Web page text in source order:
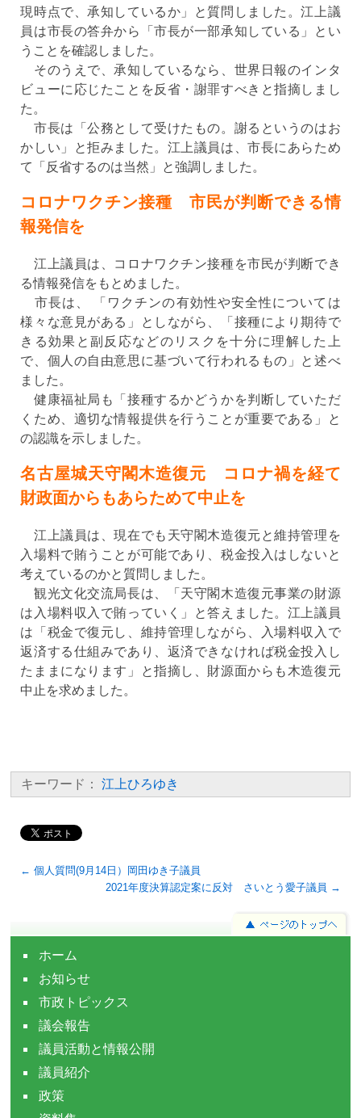
現時点で、承知しているか」と質問しました。江上議
員は市長の答弁から「市長が一部承知している」とい
うことを確認しました。
そのうえで、承知しているなら、世界日報のインタ
ビューに応じたことを反省・謝罪すべきと指摘しまし
た。
市長は「公務として受けたもの。謝るというのはお
かしい」と拒みました。江上議員は、市長にあらため
て「反省するのは当然」と強調しました。
コロナワクチン接種 市民が判断できる情
報発信を
江上議員は、コロナワクチン接種を市民が判断でき
る情報発信をもとめました。
市長は、 「ワクチンの有効性や安全性については
様々な意見がある」としながら、「接種により期待で
きる効果と副反応などのリスクを十分に理解した上
で、個人の自由意思に基づいて行われるもの」と述べ
ました。
健康福祉局も「接種するかどうかを判断していただ
くため、適切な情報提供を行うことが重要である」と
の認識を示しました。
名古屋城天守閣木造復元 コロナ禍を経て
財政面からもあらためて中止を
江上議員は、現在でも天守閣木造復元と維持管理を
入場料で賄うことが可能であり、税金投入はしないと
考えているのかと質問しました。
観光文化交流局長は、「天守閣木造復元事業の財源
は入場料収入で賄っていく」と答えました。江上議員
は「税金で復元し、維持管理しながら、入場料収入で
返済する仕組みであり、返済できなければ税金投入し
たままになります」と指摘し、財源面からも木造復元
中止を求めました。
キーワード： 江上ひろゆき
← 個人質問(9月14日）岡田ゆき子議員
2021年度決算認定案に反対 さいとう愛子議員 →
ホーム
お知らせ
市政トピックス
議会報告
議員活動と情報公開
議員紹介
政策